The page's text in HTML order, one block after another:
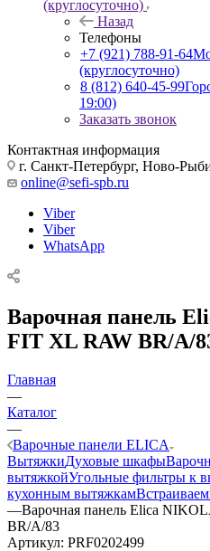
(круглосуточно)
Назад
Телефоны
+7 (921) 788-91-64
(круглосуточно)
8 (812) 640-45-99
19:00)
Заказать звонок
Контактная информация
г. Санкт-Петербург, Ново-
online@sefi-spb.ru
Viber
Viber
WhatsApp
Варочная панель
FIT XL RAW BR/A/
Главная
—
Каталог
—
Варочные панели ELICA
ВытяжкиДуховые шкафы
вытяжкойУгольные фильтры к
кухонным вытяжкам
—Варочная панель Elica
BR/A/83
Артикул: PRF0202499